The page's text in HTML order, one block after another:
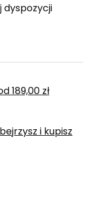
dyspozycji
189,00 zł
i kupisz